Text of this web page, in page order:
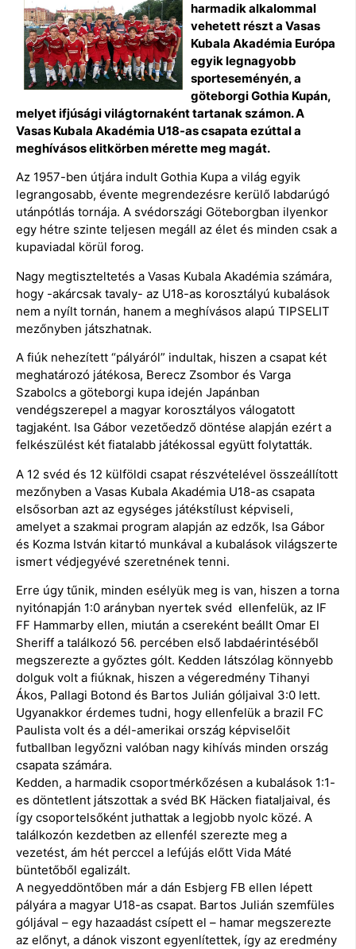
harmadik alkalommal
vehetett részt a Vasas
Kubala Akadémia Európa
egyik legnagyobb
sporteseményén, a
göteborgi Gothia Kupán,
melyet ifjúsági világtornaként tartanak számon. A
Vasas Kubala Akadémia U18-as csapata ezúttal a
meghívásos elitkörben mérette meg magát.
Az 1957-ben útjára indult Gothia Kupa a világ egyik
legrangosabb, évente megrendezésre kerülő labdarúgó
utánpótlás tornája. A svédországi Göteborgban ilyenkor
egy hétre szinte teljesen megáll az élet és minden csak a
kupaviadal körül forog.
Nagy megtiszteltetés a Vasas Kubala Akadémia számára,
hogy -akárcsak tavaly- az U18-as korosztályú kubalások
nem a nyílt tornán, hanem a meghívásos alapú TIPSELIT
mezőnyben játszhatnak.
A fiúk nehezített “pályáról” indultak, hiszen a csapat két
meghatározó játékosa, Berecz Zsombor és Varga
Szabolcs a göteborgi kupa idején Japánban
vendégszerepel a magyar korosztályos válogatott
tagjaként. Isa Gábor vezetőedző döntése alapján ezért a
felkészülést két fiatalabb játékossal együtt folytatták.
A 12 svéd és 12 külföldi csapat részvételével összeállított
mezőnyben a Vasas Kubala Akadémia U18-as csapata
elsősorban azt az egységes játékstílust képviseli,
amelyet a szakmai program alapján az edzők, Isa Gábor
és Kozma István kitartó munkával a kubalások világszerte
ismert védjegyévé szeretnének tenni.
Erre úgy tűnik, minden esélyük meg is van, hiszen a torna
nyitónapján 1:0 arányban nyertek svéd ellenfelük, az IF
FF Hammarby ellen, miután a csereként beállt Omar El
Sheriff a találkozó 56. percében első labdaérintéséből
megszerezte a győztes gólt. Kedden látszólag könnyebb
dolguk volt a fiúknak, hiszen a végeredmény Tihanyi
Ákos, Pallagi Botond és Bartos Julián góljaival 3:0 lett.
Ugyanakkor érdemes tudni, hogy ellenfelük a brazil FC
Paulista volt és a dél-amerikai ország képviselőit
futballban legyőzni valóban nagy kihívás minden ország
csapata számára.
Kedden, a harmadik csoportmérkőzésen a kubalások 1:1-
es döntetlent játszottak a svéd BK Häcken fiataljaival, és
így csoportelsőként juthattak a legjobb nyolc közé. A
találkozón kezdetben az ellenfél szerezte meg a
vezetést, ám hét perccel a lefújás előtt Vida Máté
büntetőből egalizált.
A negyeddöntőben már a dán Esbjerg FB ellen lépett
pályára a magyar U18-as csapat. Bartos Julián szemfüles
góljával – egy hazaadást csípett el – hamar megszerezte
az előnyt, a dánok viszont egyenlítettek, így az eredmény